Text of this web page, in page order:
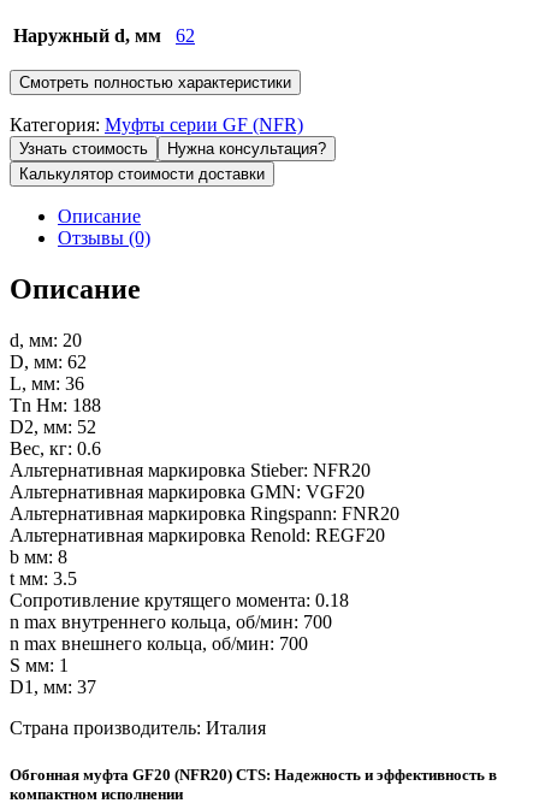
Наружный d, мм 62
Смотреть полностью характеристики
Категория: Муфты серии GF (NFR)
Узнать стоимость
Нужна консультация?
Калькулятор стоимости доставки
Описание
Отзывы (0)
Описание
d, мм: 20
D, мм: 62
L, мм: 36
Tn Нм: 188
D2, мм: 52
Вес, кг: 0.6
Альтернативная маркировка Stieber: NFR20
Альтернативная маркировка GMN: VGF20
Альтернативная маркировка Ringspann: FNR20
Альтернативная маркировка Renold: REGF20
b мм: 8
t мм: 3.5
Сопротивление крутящего момента: 0.18
n max внутреннего кольца, об/мин: 700
n max внешнего кольца, об/мин: 700
S мм: 1
D1, мм: 37
Страна производитель: Италия
Обгонная муфта GF20 (NFR20) CTS: Надежность и эффективность в
компактном исполнении